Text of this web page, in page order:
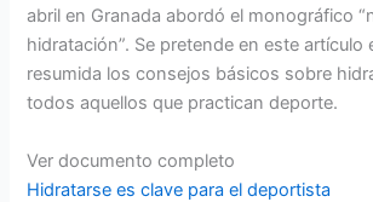
abril en Granada abordó el monográfico
hidratación”. Se pretende en este artículo
resumida los consejos básicos sobre
todos aquellos que practican deporte.
Ver documento completo
Hidratarse es clave para el deportista